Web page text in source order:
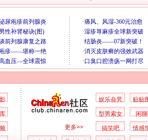
更多>>
娱乐旮旯 贴贴
型男索女 闲
搞笑吧 情感